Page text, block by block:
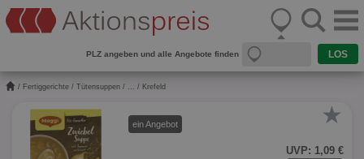
PLZ angeben und alle Angebote finden
/ Fertiggerichte / Tütensuppen / ... / Krefeld
ein Angebot ★
UVP: 1,09 €